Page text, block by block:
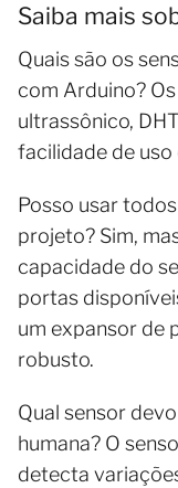
Saiba mais
Quais são os
com Arduino?
ultrassônico,
facilidade de
Posso usar
projeto? Sim,
capacidade do
portas
um expansor de
robusto.
Qual sensor
humana? O
detecta